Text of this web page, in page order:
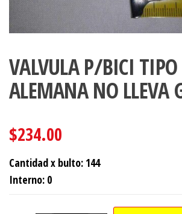
VALVULA P/BICI TIPO
ALEMANA NO LLEVA
$234.00
Cantidad x bulto: 144
Interno: 0